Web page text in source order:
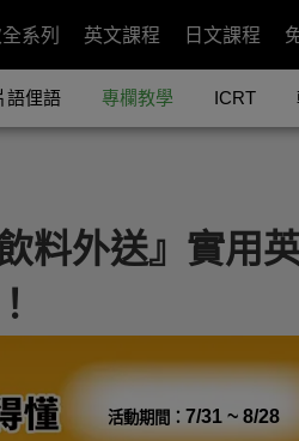
系列 英文課程 日文課程
語俚語 專欄教學 ICRT
料外送』實用
活動期間： 7/31 ~ 8/28